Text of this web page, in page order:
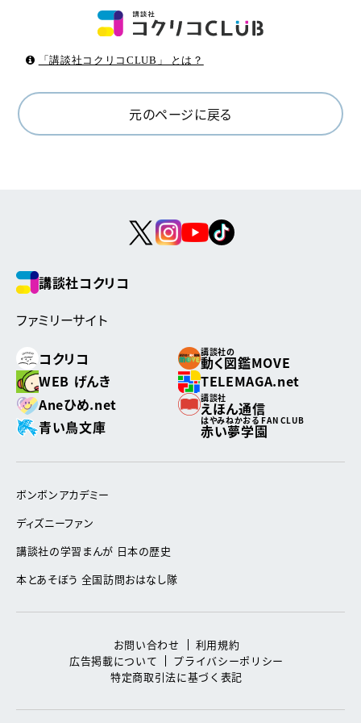
「講談社コクリコCLUB」 とは？
元のページに戻る
講談社コクリコ
ファミリーサイト
コクリコ
講談社の
動く図鑑MOVE
WEB げんき
TELEMAGA.net
Aneひめ.net
講談社
えほん通信
青い鳥文庫
はやみねかおる FAN CLUB
赤い夢学園
ボンボンアカデミー
ディズニーファン
講談社の学習まんが 日本の歴史
本とあそぼう 全国訪問おはなし隊
お問い合わせ
利用規約
広告掲載について
プライバシーポリシー
特定商取引法に基づく表記